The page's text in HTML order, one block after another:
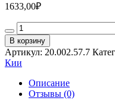
1633,00₽
Кий
для
пула
2-
pc
«Flash
Classic»
(золотистый)
В корзину
Артикул: 20.002.57.7
Кии
Описание
Отзывы (0)